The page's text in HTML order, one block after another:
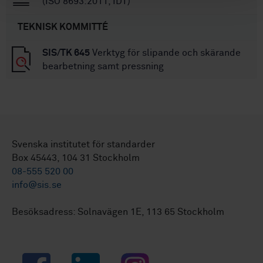
TEKNISK KOMMITTÉ
SIS/TK 645 Verktyg för slipande och skärande
bearbetning samt pressning
Svenska institutet för standarder
Box 45443, 104 31 Stockholm
08-555 520 00
info@sis.se
Besöksadress: Solnavägen 1E, 113 65 Stockholm
Facebook LinkedIn Instagram